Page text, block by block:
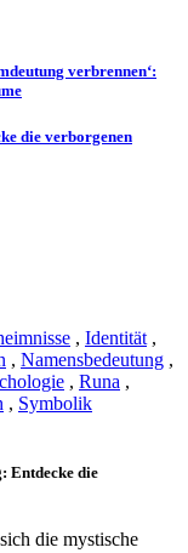
verbrennen‘:
die verborgenen
, Identität ,
, Namensbedeutung ,
, Runa ,
, Symbolik
Entdecke die
die mystische